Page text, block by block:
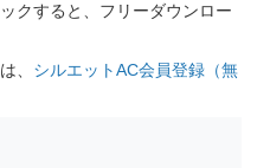
クすると、フリーダウンロー
、 シルエットAC会員登録（無